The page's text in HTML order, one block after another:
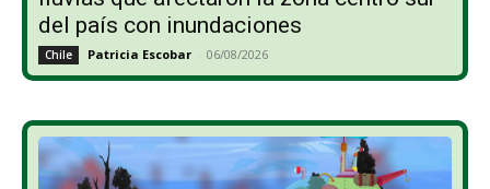
del país con inundaciones
Chile Patricia Escobar - 06/08/2026